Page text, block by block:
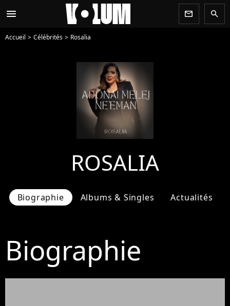
menu newsletter search
Accueil Célébrités Rosalia
ROSALIA
Biographie Albums & Singles Actualités
Biographie